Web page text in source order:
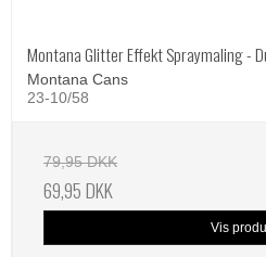
Montana Glitter Effekt Spraymaling -
Montana Cans
23-10/58
79,95 DKK
69,95 DKK
Vis